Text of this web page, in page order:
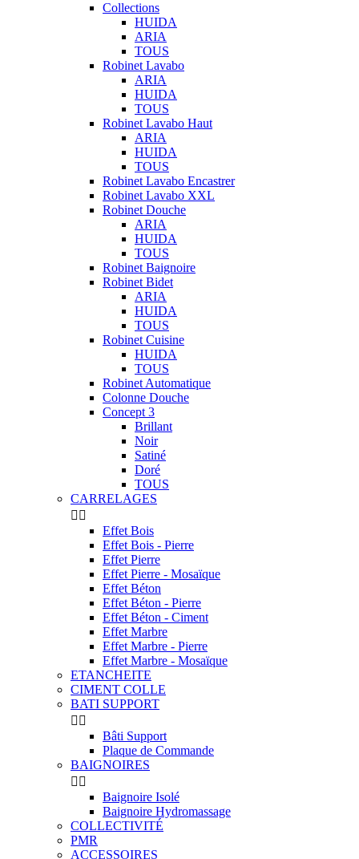
Collections
HUIDA
ARIA
TOUS
Robinet Lavabo
ARIA
HUIDA
TOUS
Robinet Lavabo Haut
ARIA
HUIDA
TOUS
Robinet Lavabo Encastrer
Robinet Lavabo XXL
Robinet Douche
ARIA
HUIDA
TOUS
Robinet Baignoire
Robinet Bidet
ARIA
HUIDA
TOUS
Robinet Cuisine
HUIDA
TOUS
Robinet Automatique
Colonne Douche
Concept 3
Brillant
Noir
Satiné
Doré
TOUS
CARRELAGES
 
Effet Bois
Effet Bois - Pierre
Effet Pierre
Effet Pierre - Mosaïque
Effet Béton
Effet Béton - Pierre
Effet Béton - Ciment
Effet Marbre
Effet Marbre - Pierre
Effet Marbre - Mosaïque
ETANCHEITE
CIMENT COLLE
BATI SUPPORT
 
Bâti Support
Plaque de Commande
BAIGNOIRES
 
Baignoire Isolé
Baignoire Hydromassage
COLLECTIVITÉ
PMR
ACCESSOIRES